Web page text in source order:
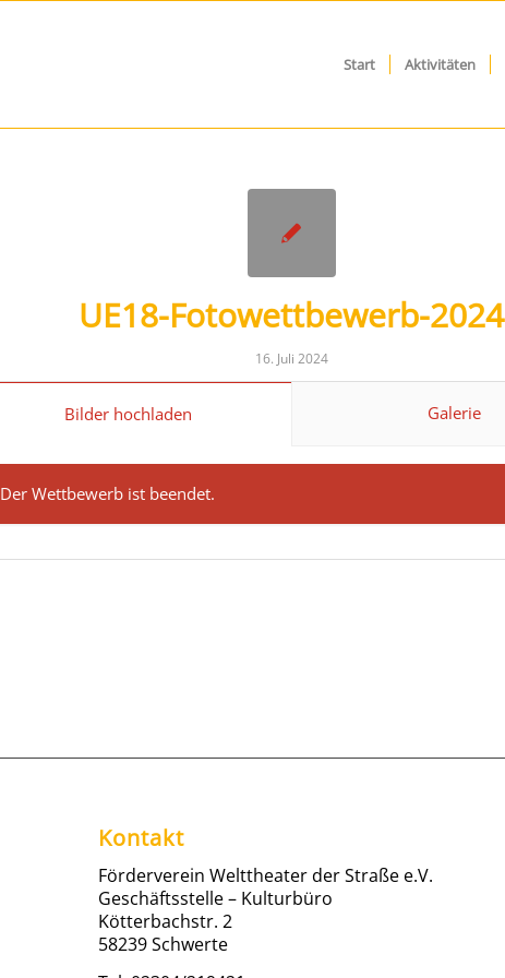
Start Aktivitäten
UE18-Fotowettbewerb-2024
16. Juli 2024
Bilder hochladen Galerie
Der Wettbewerb ist beendet.
Kontakt
Förderverein Welttheater der Straße e.V.
Geschäftsstelle – Kulturbüro
Kötterbachstr. 2
58239 Schwerte